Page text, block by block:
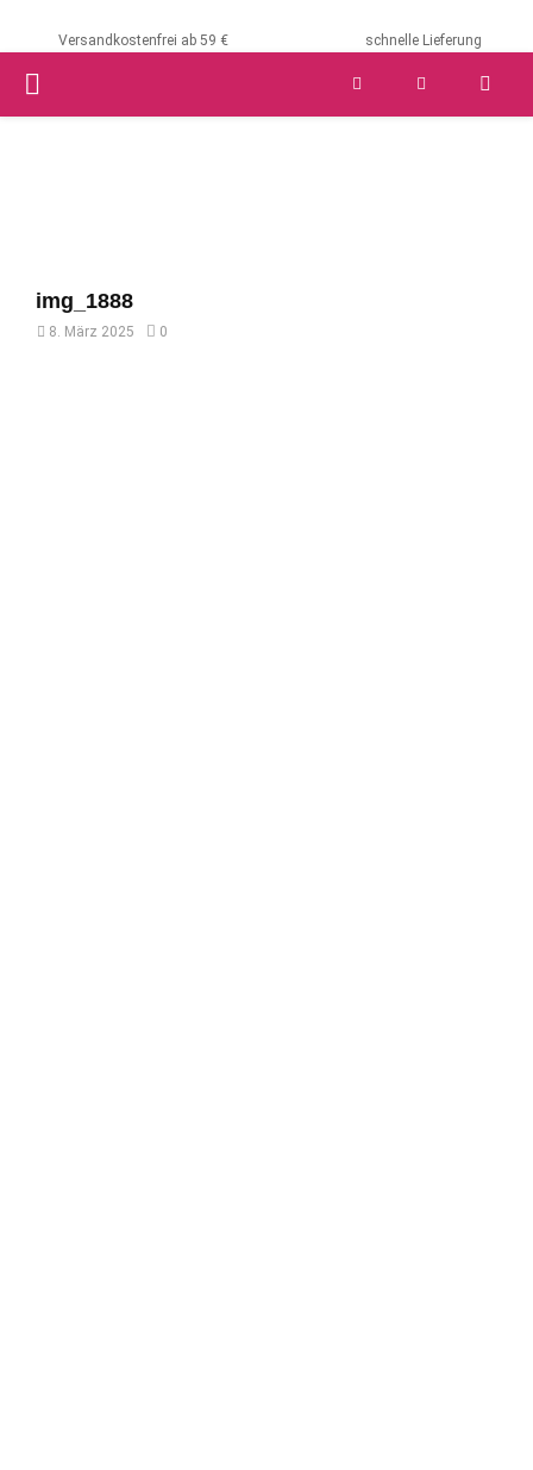
Versandkostenfrei ab 59 € schnelle Lieferung
PRIMARY
img_1888
8. März 2025 0